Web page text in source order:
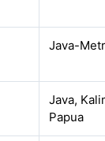
Java-
Java,
Papua